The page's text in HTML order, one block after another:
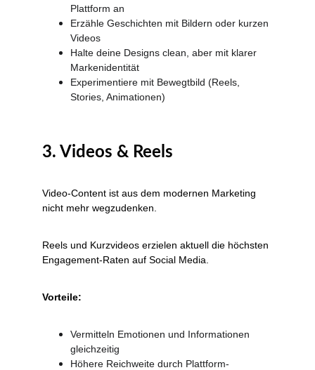
Plattform an
Erzähle Geschichten mit Bildern oder kurzen
Videos
Halte deine Designs clean, aber mit klarer
Markenidentität
Experimentiere mit Bewegtbild (Reels,
Stories, Animationen)
3. Videos & Reels
Video-Content ist aus dem modernen Marketing
nicht mehr wegzudenken.
Reels und Kurzvideos erzielen aktuell die höchsten
Engagement-Raten auf Social Media.
Vorteile:
Vermitteln Emotionen und Informationen
gleichzeitig
Höhere Reichweite durch Plattform-